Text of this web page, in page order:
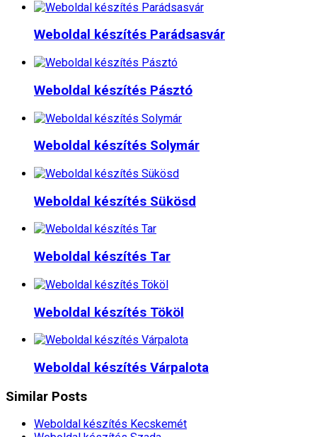
Weboldal készítés​ Parádsasvár
Weboldal készítés​ Pásztó
Weboldal készítés​ Solymár
Weboldal készítés​ Sükösd
Weboldal készítés​ Tar
Weboldal készítés​ Tököl
Weboldal készítés​ Várpalota
Similar Posts
Weboldal készítés​ Kecskemét